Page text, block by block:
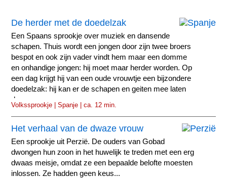
De herder met de doedelzak
Een Spaans sprookje over muziek en dansende
schapen. Thuis wordt een jongen door zijn twee broers
bespot en ook zijn vader vindt hem maar een domme
en onhandige jongen: hij moet maar herder worden. Op
een dag krijgt hij van een oude vrouwtje een bijzondere
doedelzak: hij kan er de schapen en geiten mee laten
dansen.
Volkssprookje | Spanje | ca. 12 min.
Het verhaal van de dwaze vrouw
Een sprookje uit Perzië. De ouders van Gobad
dwongen hun zoon in het huwelijk te treden met een erg
dwaas meisje, omdat ze een bepaalde belofte moesten
inlossen. Ze hadden geen keus...